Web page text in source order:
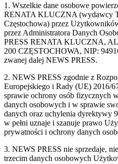
1. Wszelkie dane osobowe
RENATA KLUCZNA (wydawcy
Częstochowa) przez
przez Administratora Danych
PRESS RENATA KLUCZNA,
200 CZĘSTOCHOWA, NIP:
zwanej dalej NEWS PRESS.
2. NEWS PRESS zgodnie z
Europejskiego i Rady (UE) 2016/
sprawie ochrony osób fizycznych
danych osobowych i w sprawie
danych oraz uchylenia dyrektywy
w pełni uznaje i szanuje prawo
prywatności i ochrony danych
3. NEWS PRESS nie sprzedaje,
trzecim danych osobowych